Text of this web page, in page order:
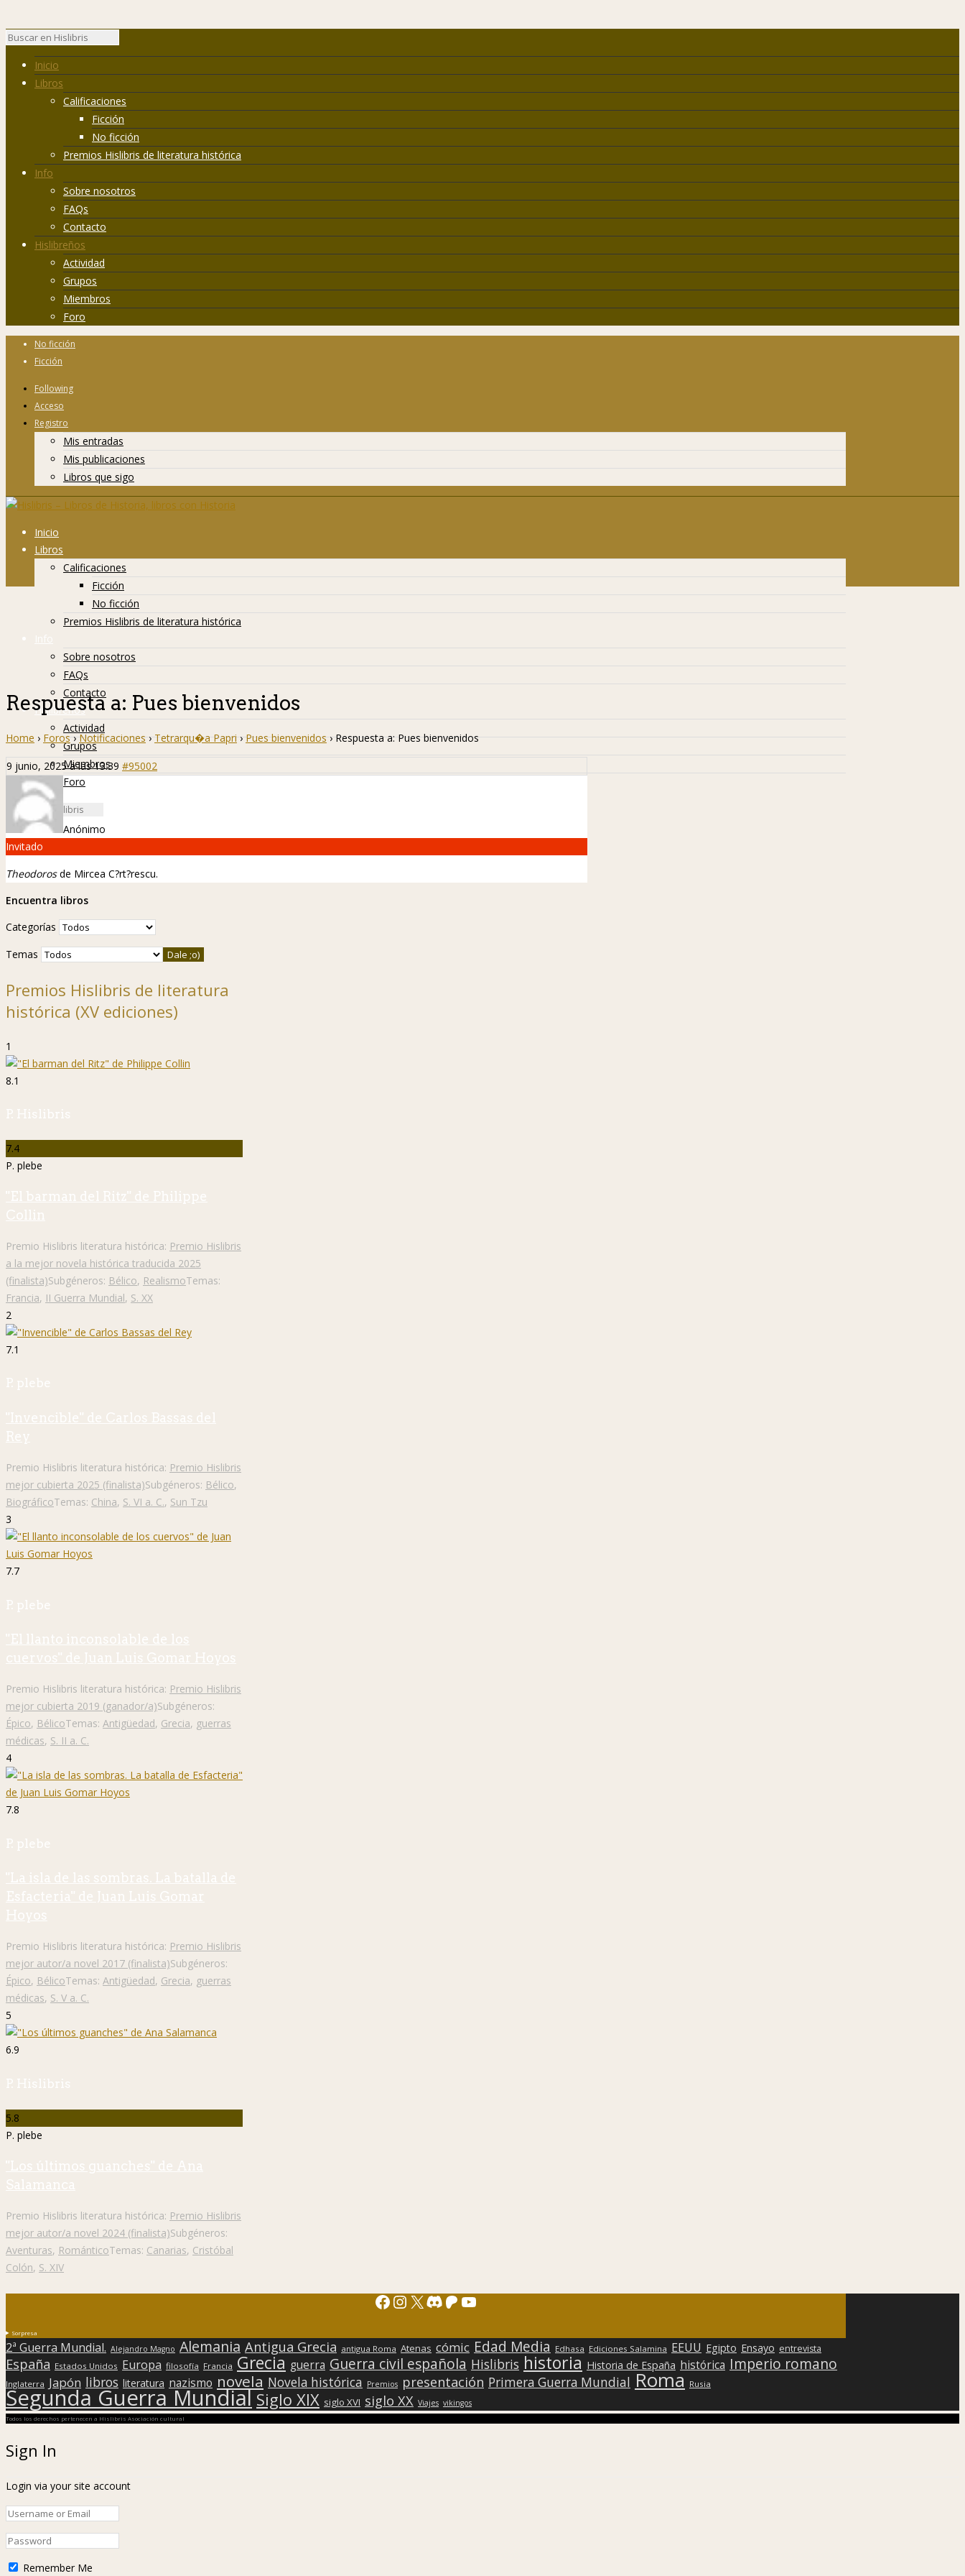
Inicio
Libros
Calificaciones
Ficción
No ficción
Premios Hislibris de literatura histórica
Info
Sobre nosotros
FAQs
Contacto
Hislibreños
Actividad
Grupos
Miembros
Foro
No ficción
Ficción
Following
Acceso
Registro
Mis entradas
Mis publicaciones
Libros que sigo
Inicio
Libros
Calificaciones
Ficción
No ficción
Premios Hislibris de literatura histórica
Info
Sobre nosotros
FAQs
Contacto
Hislibreños
Actividad
Grupos
Miembros
Foro
Respuesta a: Pues bienvenidos
Home › Foros › Notificaciones › Tetrarqu�a Papri › Pues bienvenidos › Respuesta a: Pues bienvenidos
9 junio, 2025 a las 13:39 #95002
Anónimo
Invitado
Theodorosde Mircea C?rt?rescu.
Encuentra libros
Categorías
Temas
Premios Hislibris de literatura
histórica (XV ediciones)
1
8.1
P. Hislibris
7.4
P. plebe
"El barman del Ritz" de Philippe
Collin
Premio Hislibris literatura histórica: Premio Hislibris
a la mejor novela histórica traducida 2025
(finalista)Subgéneros: Bélico, RealismoTemas:
Francia, II Guerra Mundial, S. XX
2
7.1
P. plebe
"Invencible" de Carlos Bassas del
Rey
Premio Hislibris literatura histórica: Premio Hislibris
mejor cubierta 2025 (finalista)Subgéneros: Bélico,
BiográficoTemas: China, S. VI a. C., Sun Tzu
3
7.7
P. plebe
"El llanto inconsolable de los
cuervos" de Juan Luis Gomar Hoyos
Premio Hislibris literatura histórica: Premio Hislibris
mejor cubierta 2019 (ganador/a)Subgéneros:
Épico, BélicoTemas: Antigüedad, Grecia, guerras
médicas, S. II a. C.
4
7.8
P. plebe
"La isla de las sombras. La batalla de
Esfacteria" de Juan Luis Gomar
Hoyos
Premio Hislibris literatura histórica: Premio Hislibris
mejor autor/a novel 2017 (finalista)Subgéneros:
Épico, BélicoTemas: Antigüedad, Grecia, guerras
médicas, S. V a. C.
5
6.9
P. Hislibris
5.8
P. plebe
"Los últimos guanches" de Ana
Salamanca
Premio Hislibris literatura histórica: Premio Hislibris
mejor autor/a novel 2024 (finalista)Subgéneros:
Aventuras, RománticoTemas: Canarias, Cristóbal
Colón, S. XIV
Facebook
Instagram
X Discord
Patreon
YouTube
Sorpresa
2ª Guerra Mundial. Alejandro Magno Alemania Antigua Grecia antigua Roma Atenas cómic Edad Media Edhasa Ediciones Salamina EEUU Egipto Ensayo entrevista
España Estados Unidos Europa filosofía Francia Grecia guerra Guerra civil española Hislibris historia Historia de España histórica Imperio romano
Inglaterra Japón libros literatura nazismo novela Novela histórica Premios presentación Primera Guerra Mundial Roma Rusia
Segunda Guerra Mundial Siglo XIX siglo XVI siglo XX Viajes vikingos
Todos los derechos pertenecen a Hislibris Asociación cultural
Sign In
Login via your site account
Remember Me